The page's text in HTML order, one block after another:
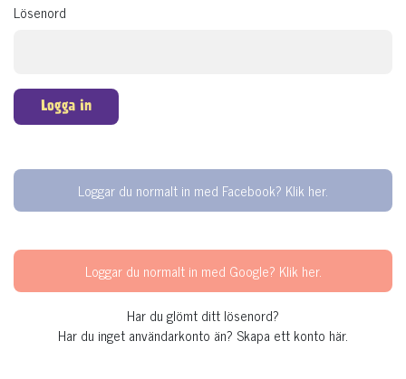
Lösenord
Logga in
Loggar du normalt in med Facebook? Klik her.
Loggar du normalt in med Google? Klik her.
Har du glömt ditt lösenord?
Har du inget användarkonto än? Skapa ett konto här.